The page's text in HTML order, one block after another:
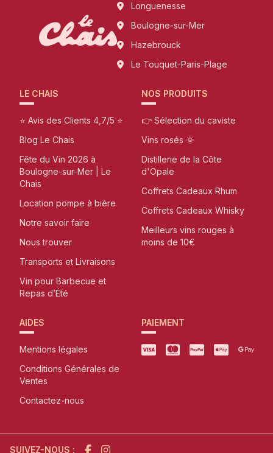
Longuenesse
Boulogne-sur-Mer
Hazebrouck
Le Touquet-Paris-Plage
LE CHAIS
⭐ Avis des Clients 4,7/5 ⭐
Blog Le Chais
Fête du Vin 2026 à
Boulogne-sur-Mer | Le
Chais
Location pompe à bière
Notre savoir faire
Nous trouver
Transports et Livraisons
Vin pour Barbecue et
Repas d’Été
NOS PRODUITS
👉 Sélection du caviste
Vins rosés 🌞
Distillerie de la Côte
d'Opale
Coffrets Cadeaux Rhum
Coffrets Cadeaux Whisky
Meilleurs vins rouges à
moins de 10€
AIDES
Mentions légales
Conditions Générales de
Ventes
Contactez-nous
PAIEMENT
SUIVEZ-NOUS :